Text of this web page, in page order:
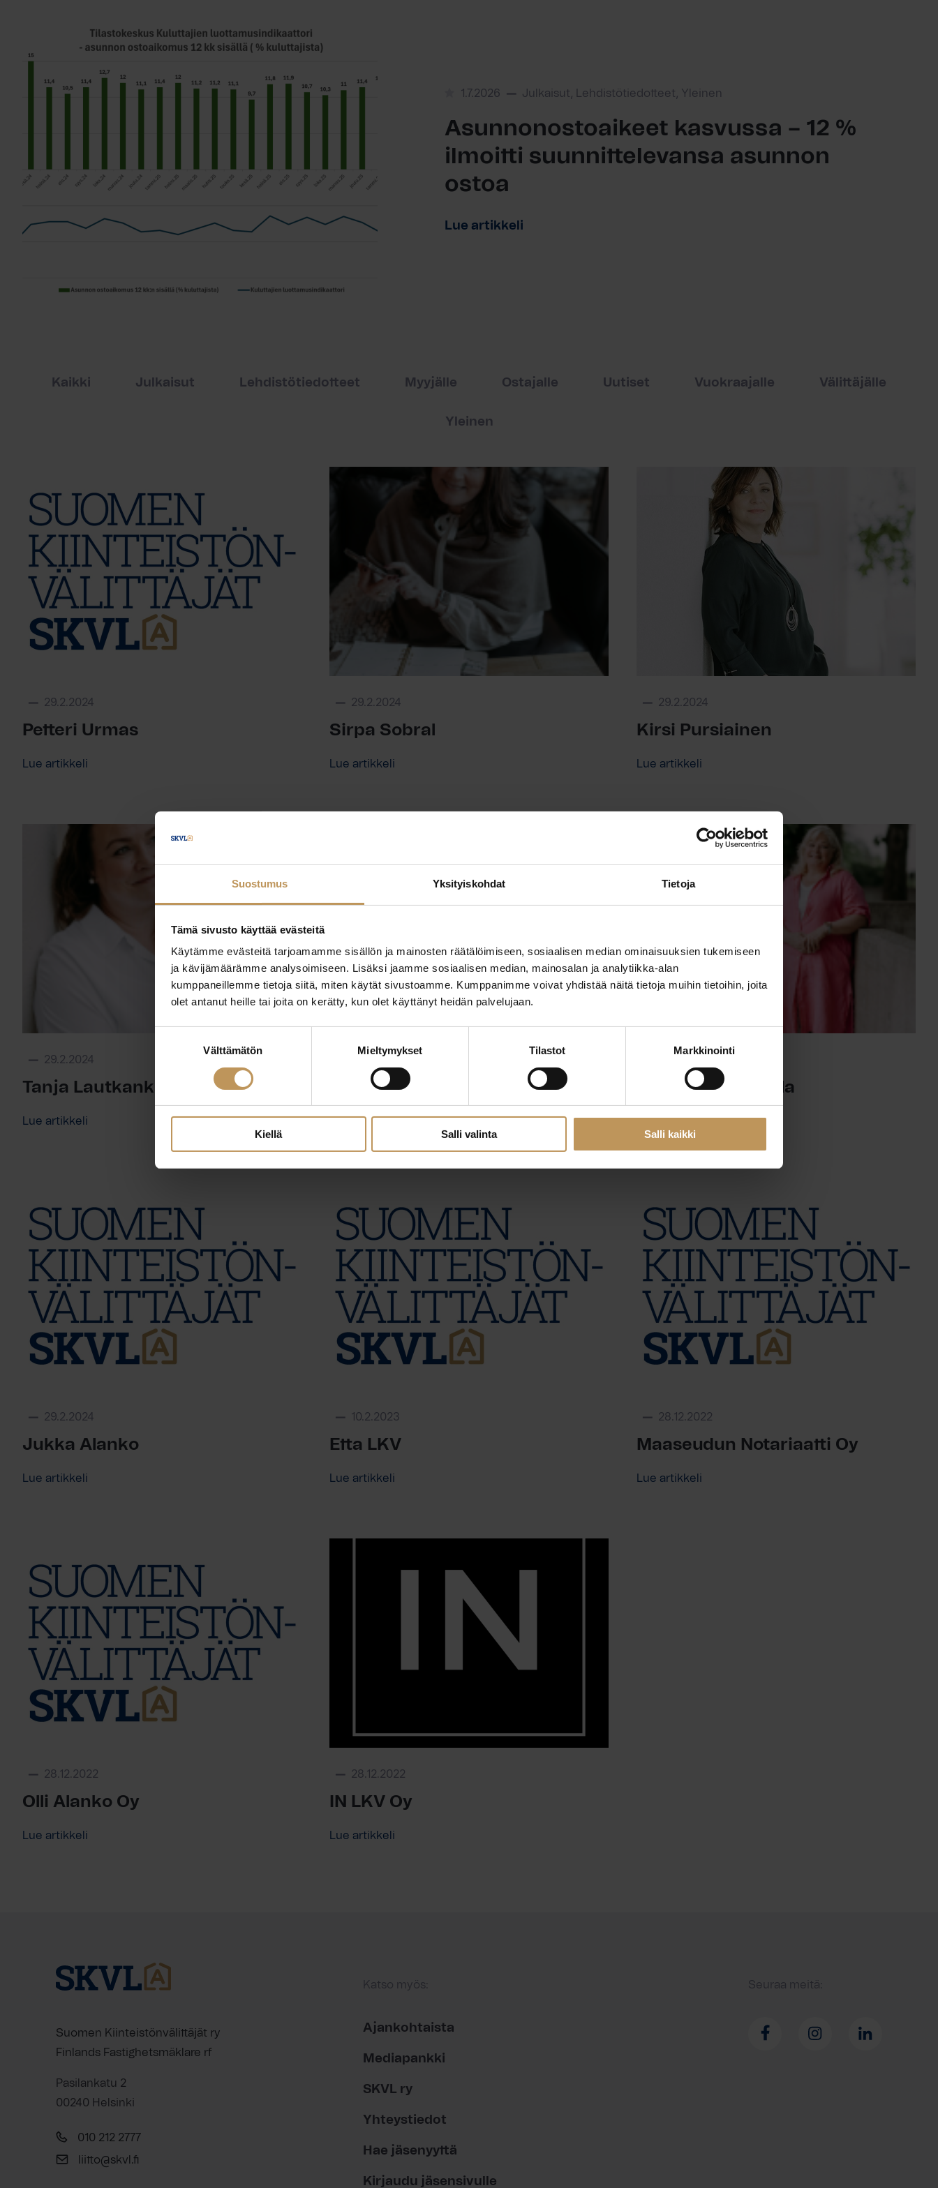
Suostumus Yksityiskohdat Tietoja
Tämä sivusto käyttää evästeitä
Käytämme evästeitä tarjoamamme sisällön ja mainosten räätälöimiseen, sosiaalisen median ominaisuuksien tukemiseen
ja kävijämäärämme analysoimiseen. Lisäksi jaamme sosiaalisen median, mainosalan ja analytiikka-alan
kumppaneillemme tietoja siitä, miten käytät sivustoamme. Kumppanimme voivat yhdistää näitä tietoja muihin tietoihin, joita
olet antanut heille tai joita on kerätty, kun olet käyttänyt heidän palvelujaan.
Välttämätön Mieltymykset Tilastot Markkinointi
Kiellä Salli valinta Salli kaikki
1.7.2026 Julkaisut, Lehdistötiedotteet, Yleinen
Asunnonostoaikeet kasvussa – 12 %
ilmoitti suunnittelevansa asunnon
ostoa
Lue artikkeli
Kaikki Julkaisut Lehdistötiedotteet Myyjälle Ostajalle Uutiset Vuokraajalle Välittäjälle
Yleinen
29.2.2024
Petteri Urmas
Lue artikkeli
29.2.2024
Sirpa Sobral
Lue artikkeli
29.2.2024
Kirsi Pursiainen
Lue artikkeli
29.2.2024
Tanja Lautkankare
Lue artikkeli
29.2.2024
Sari Kuusisto
Lue artikkeli
Tarja Rusi-Juusela
Lue artikkeli
29.2.2024
Jukka Alanko
Lue artikkeli
10.2.2023
Etta LKV
Lue artikkeli
28.12.2022
Maaseudun Notariaatti Oy
Lue artikkeli
28.12.2022
Olli Alanko Oy
Lue artikkeli
28.12.2022
IN LKV Oy
Lue artikkeli
Suomen Kiinteistönvälittäjät ry
Finlands Fastighetsmäklare rf
Pasilankatu 2
00240 Helsinki
010 212 2777
liitto@skvl.fi
Katso myös:
Ajankohtaista
Mediapankki
SKVL ry
Yhteystiedot
Hae jäsenyyttä
Kirjaudu jäsensivulle
Seuraa meitä: